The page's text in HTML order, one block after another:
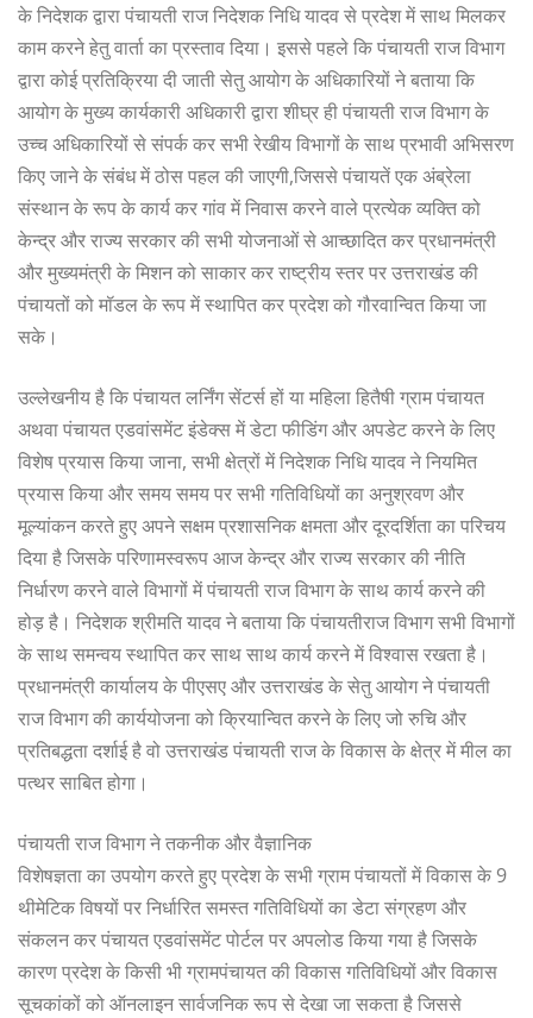
के निदेशक द्वारा पंचायती राज निदेशक निधि यादव से प्रदेश में साथ मिलकर
काम करने हेतु वार्ता का प्रस्ताव दिया। इससे पहले कि पंचायती राज विभाग
द्वारा कोई प्रतिक्रिया दी जाती सेतु आयोग के अधिकारियों ने बताया कि
आयोग के मुख्य कार्यकारी अधिकारी द्वारा शीघ्र ही पंचायती राज विभाग के
उच्च अधिकारियों से संपर्क कर सभी रेखीय विभागों के साथ प्रभावी अभिसरण
किए जाने के संबंध में ठोस पहल की जाएगी,जिससे पंचायतें एक अंब्रेला
संस्थान के रूप के कार्य कर गांव में निवास करने वाले प्रत्येक व्यक्ति को
केन्द्र और राज्य सरकार की सभी योजनाओं से आच्छादित कर प्रधानमंत्री
और मुख्यमंत्री के मिशन को साकार कर राष्ट्रीय स्तर पर उत्तराखंड की
पंचायतों को मॉडल के रूप में स्थापित कर प्रदेश को गौरवान्वित किया जा
सके।
उल्लेखनीय है कि पंचायत लर्निंग सेंटर्स हों या महिला हितैषी ग्राम पंचायत
अथवा पंचायत एडवांसमेंट इंडेक्स में डेटा फीडिंग और अपडेट करने के लिए
विशेष प्रयास किया जाना, सभी क्षेत्रों में निदेशक निधि यादव ने नियमित
प्रयास किया और समय समय पर सभी गतिविधियों का अनुश्रवण और
मूल्यांकन करते हुए अपने सक्षम प्रशासनिक क्षमता और दूरदर्शिता का परिचय
दिया है जिसके परिणामस्वरूप आज केन्द्र और राज्य सरकार की नीति
निर्धारण करने वाले विभागों में पंचायती राज विभाग के साथ कार्य करने की
होड़ है। निदेशक श्रीमति यादव ने बताया कि पंचायतीराज विभाग सभी विभागों
के साथ समन्वय स्थापित कर साथ साथ कार्य करने में विश्वास रखता है।
प्रधानमंत्री कार्यालय के पीएसए और उत्तराखंड के सेतु आयोग ने पंचायती
राज विभाग की कार्ययोजना को क्रियान्वित करने के लिए जो रुचि और
प्रतिबद्धता दर्शाई है वो उत्तराखंड पंचायती राज के विकास के क्षेत्र में मील का
पत्थर साबित होगा।
पंचायती राज विभाग ने तकनीक और वैज्ञानिक
विशेषज्ञता का उपयोग करते हुए प्रदेश के सभी ग्राम पंचायतों में विकास के 9
थीमेटिक विषयों पर निर्धारित समस्त गतिविधियों का डेटा संग्रहण और
संकलन कर पंचायत एडवांसमेंट पोर्टल पर अपलोड किया गया है जिसके
कारण प्रदेश के किसी भी ग्रामपंचायत की विकास गतिविधियों और विकास
सूचकांकों को ऑनलाइन सार्वजनिक रूप से देखा जा सकता है जिससे